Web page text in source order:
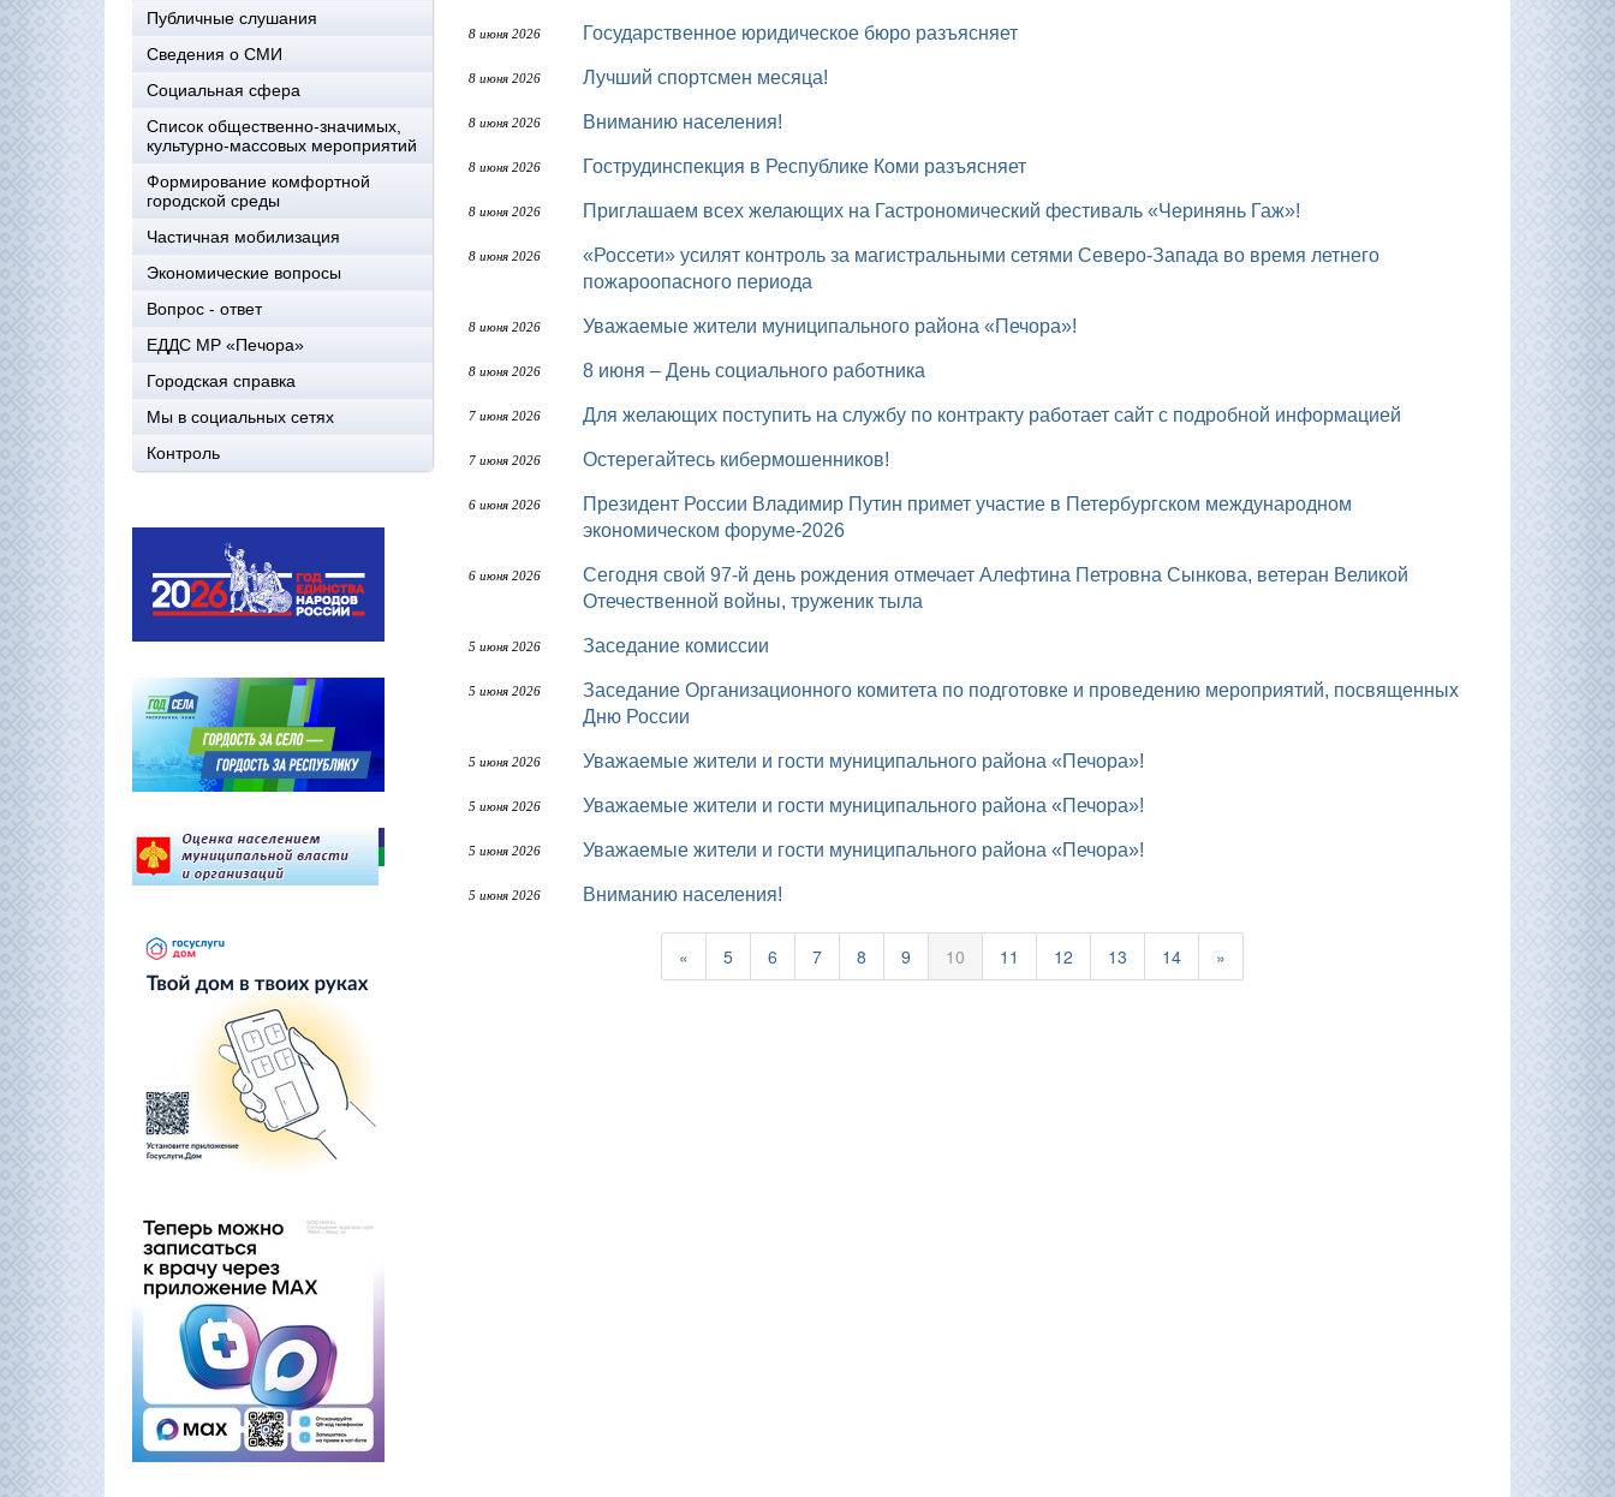
Публичные слушания
Сведения о СМИ
Социальная сфера
Список общественно-значимых,
культурно-массовых мероприятий
Формирование комфортной
городской среды
Частичная мобилизация
Экономические вопросы
Вопрос - ответ
ЕДДС МР «Печора»
Городская справка
Мы в социальных сетях
Контроль
8 июня 2026 Государственное юридическое бюро разъясняет
8 июня 2026 Лучший спортсмен месяца!
8 июня 2026 Вниманию населения!
8 июня 2026 Гострудинспекция в Республике Коми разъясняет
8 июня 2026 Приглашаем всех желающих на Гастрономический фестиваль «Черинянь Гаж»!
8 июня 2026
«Россети» усилят контроль за магистральными сетями Северо-Запада во время летнего
пожароопасного периода
8 июня 2026 Уважаемые жители муниципального района «Печора»!
8 июня 2026 8 июня – День социального работника
7 июня 2026 Для желающих поступить на службу по контракту работает сайт с подробной информацией
7 июня 2026 Остерегайтесь кибермошенников!
6 июня 2026
Президент России Владимир Путин примет участие в Петербургском международном
экономическом форуме-2026
6 июня 2026
Сегодня свой 97-й день рождения отмечает Алефтина Петровна Сынкова, ветеран Великой
Отечественной войны, труженик тыла
5 июня 2026 Заседание комиссии
5 июня 2026
Заседание Организационного комитета по подготовке и проведению мероприятий, посвященных
Дню России
5 июня 2026 Уважаемые жители и гости муниципального района «Печора»!
5 июня 2026 Уважаемые жители и гости муниципального района «Печора»!
5 июня 2026 Уважаемые жители и гости муниципального района «Печора»!
5 июня 2026 Вниманию населения!
« 5 6 7 8 9 10 11 12 13 14 »